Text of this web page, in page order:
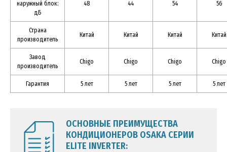
наружный блок:
дБ
48 44 54 56
Страна
производитель
Китай Китай Китай Китай
Завод
производитель
Chigo Chigo Chigo Chigo
Гарантия 5 лет 5 лет 5 лет 5 лет
ОСНОВНЫЕ ПРЕИМУЩЕСТВА
КОНДИЦИОНЕРОВ OSAKA СЕРИИ
ELITE INVERTER: